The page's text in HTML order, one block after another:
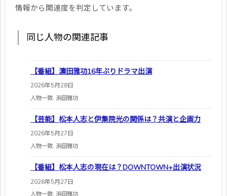
情報から関連度を判定しています。
同じ人物の関連記事
【番組】濵田雅功16年ぶりドラマ出演
2026年5月28日
人物一致: 浜田雅功
【芸能】松本人志と伊集院光の関係は？共演と企画力
2026年5月27日
人物一致: 浜田雅功
【番組】松本人志の現在は？DOWNTOWN+出演状況
2026年5月27日
人物一致: 浜田雅功